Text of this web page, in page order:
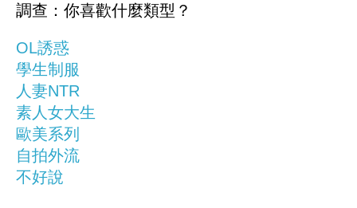
調查：你喜歡什麼類型？
OL誘惑
學生制服
人妻NTR
素人女大生
歐美系列
自拍外流
不好說